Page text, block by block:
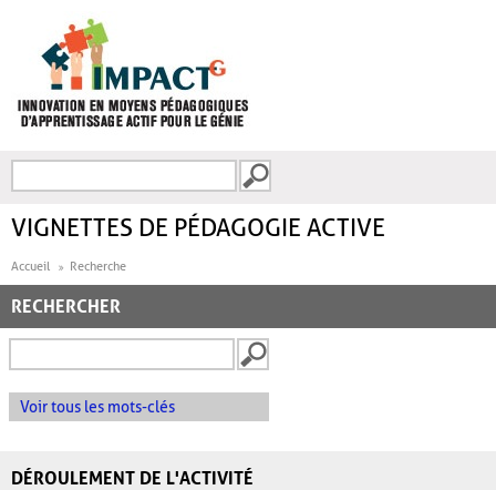
FORMULAIRE DE
VIGNETTES DE PÉDAGOGIE ACTIVE
Accueil Recherche
RECHERCHER
Voir tous les mots-clés
DÉROULEMENT DE L'ACTIVITÉ